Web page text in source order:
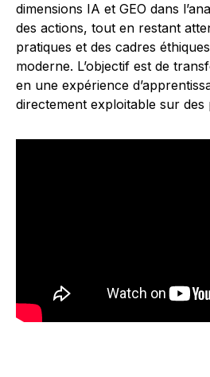
dimensions IA et GEO dans
des actions, tout en restant
pratiques et des cadres
moderne. L’objectif est de
en une expérience
directement exploitable sur des